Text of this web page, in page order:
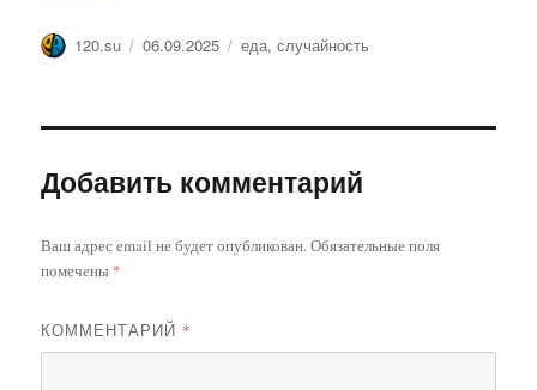
Автор
120.su Опубликовано
06.09.2025 Метки
еда,случайность
Добавить комментарий
Ваш адрес email не будет опубликован.Обязательные поля
помечены *
КОММЕНТАРИЙ *